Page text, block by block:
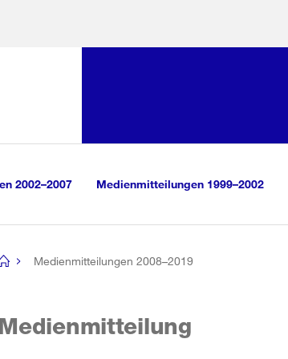
2002–2007 Medienmitteilungen 1999–2002
Medienmitteilungen 2008–2019